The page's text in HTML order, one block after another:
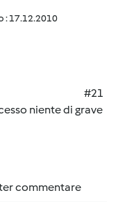
: 17.12.2010
#21
niente di grave
commentare